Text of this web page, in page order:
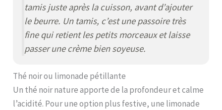
tamis juste après la cuisson, avant d’ajouter
le beurre. Un tamis, c’est une passoire très
fine qui retient les petits morceaux et laisse
passer une crème bien soyeuse.
Thé noir ou limonade pétillante
Un thé noir nature apporte de la profondeur et calme
l’acidité. Pour une option plus festive, une limonade